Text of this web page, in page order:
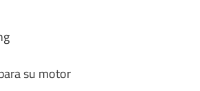
su motor